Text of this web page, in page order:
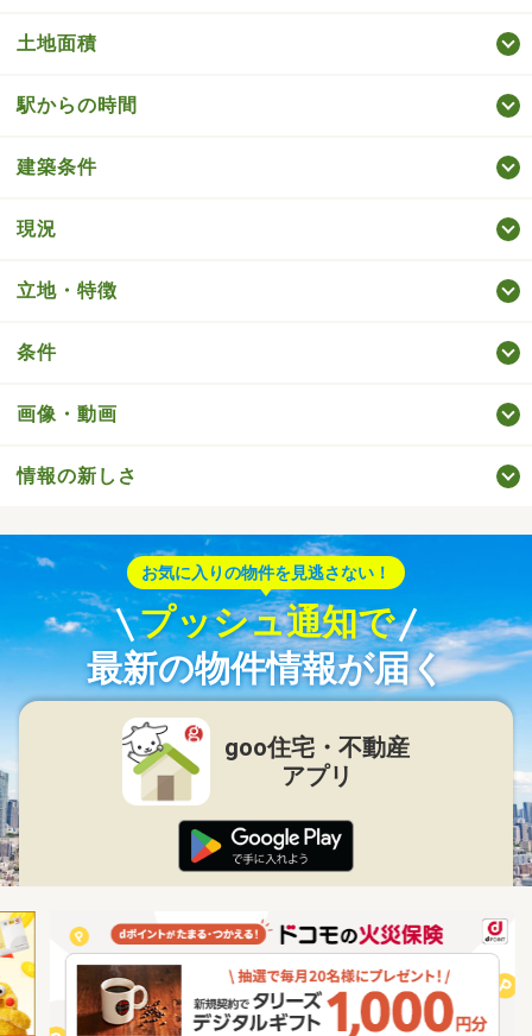
土地面積
駅からの時間
建築条件
現況
立地・特徴
条件
画像・動画
情報の新しさ
お気に入りの物件を見逃さない！
プッシュ通知で
最新の物件情報が届く
goo住宅・不動産
アプリ